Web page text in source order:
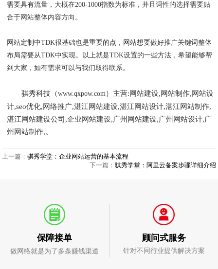
需要具有流量，大概在200-1000指数为标准，并且词性的选择需要贴
合于网站整体内容方向。
网站定制中TDK很基础也是重要的点，网站想要做好推广关键词整体
布局需要从TDK中实现。以上就是TDK设置的一些方法，希望能够帮
到大家，如有需求可以与我们取得联系。
骐秀科技（www.qxpow.com ）主营:网站建设,网站制作,网站设
计,seo优化,网络推广,湛江网站建设,湛江网站设计,湛江网站制作,
湛江网站建设公司,企业网站建设,广州网站建设,广州网站设计,广
州网站制作,。
上一篇：骐秀学堂：企业网站运营的基本流程
下一篇： 骐秀学堂：阿里云备案步骤详细介绍
保障接单
做网络就是为了多条赚钱渠道
顾问式服务
针对不同行业提供解决方案